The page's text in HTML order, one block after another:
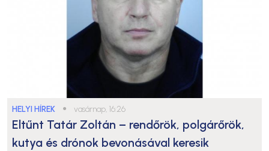
HELYI HÍREK ● vasárnap, 16:26
Eltűnt Tatár Zoltán – rendőrök, polgárőrök,
kutya és drónok bevonásával keresik